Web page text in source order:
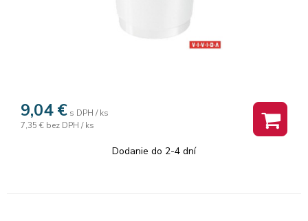
9,04 € s DPH / ks
7,35 € bez DPH / ks
Dodanie do 2-4 dní